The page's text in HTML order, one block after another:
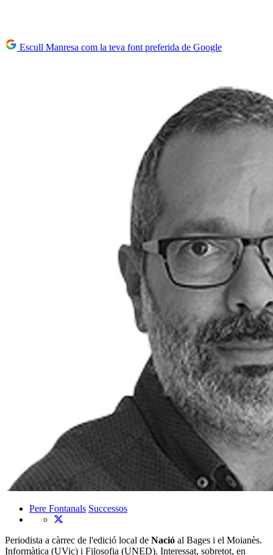
Escull Manresa com la teva font preferida de Google
Pere Fontanals Successos
Periodista a càrrec de l'edició local de Nació al Bages i el Moianès.
Informàtica (UVic) i Filosofia (UNED). Interessat, sobretot, en